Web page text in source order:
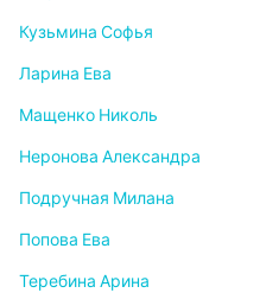
Кузьмина Софья
Ларина Ева
Мащенко Николь
Неронова Александра
Подручная Милана
Попова Ева
Теребина Арина